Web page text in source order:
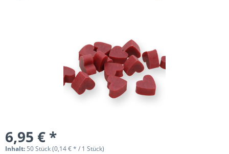
6,95 € *
Inhalt: 50 Stück (0,14 € * / 1 Stück)